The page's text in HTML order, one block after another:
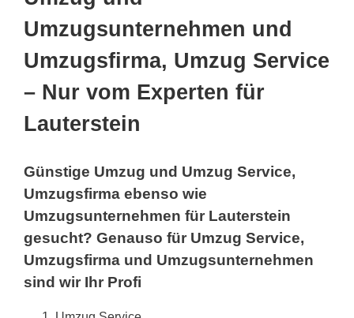
Umzugsunternehmen und
Umzugsfirma, Umzug Service
– Nur vom Experten für
Lauterstein
Günstige Umzug und Umzug Service,
Umzugsfirma ebenso wie
Umzugsunternehmen für Lauterstein
gesucht? Genauso für Umzug Service,
Umzugsfirma und Umzugsunternehmen
sind wir Ihr Profi